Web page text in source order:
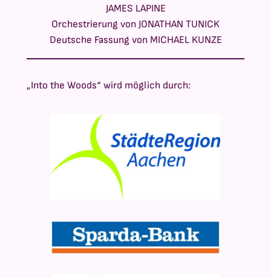
JAMES LAPINE
Orchestrierung von JONATHAN TUNICK
Deutsche Fassung von MICHAEL KUNZE
„Into the Woods“ wird möglich durch: